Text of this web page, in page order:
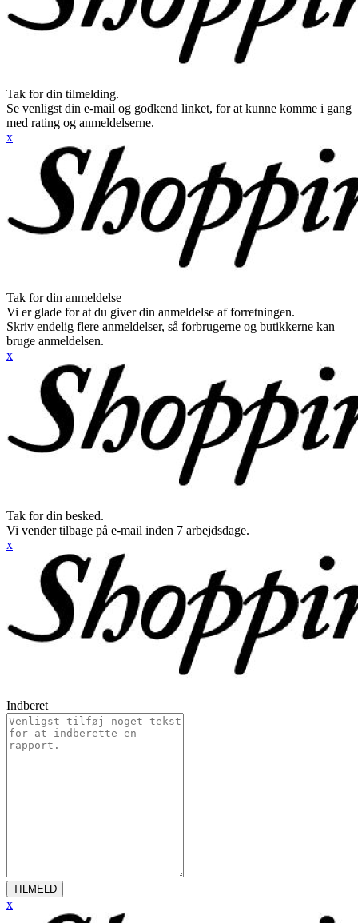
Tak for din tilmelding.
Se venligst din e-mail og godkend linket, for at kunne komme i gang
med rating og anmeldelserne.
x
Tak for din anmeldelse
Vi er glade for at du giver din anmeldelse af forretningen.
Skriv endelig flere anmeldelser, så forbrugerne og butikkerne kan
bruge anmeldelsen.
x
Tak for din besked.
Vi vender tilbage på e-mail inden 7 arbejdsdage.
x
Indberet
TILMELD
x